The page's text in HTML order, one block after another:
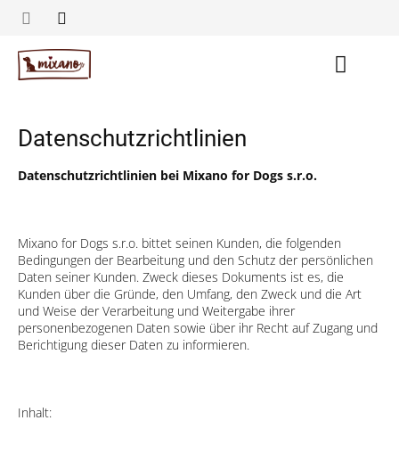
Inhalt
Datenschutzrichtlinien
Datenschutzrichtlinien bei Mixano for Dogs s.r.o.
Mixano for Dogs s.r.o. bittet seinen Kunden, die folgenden
Bedingungen der Bearbeitung und den Schutz der persönlichen
Daten seiner Kunden. Zweck dieses Dokuments ist es, die
Kunden über die Gründe, den Umfang, den Zweck und die Art
und Weise der Verarbeitung und Weitergabe ihrer
personenbezogenen Daten sowie über ihr Recht auf Zugang und
Berichtigung dieser Daten zu informieren.
Inhalt: